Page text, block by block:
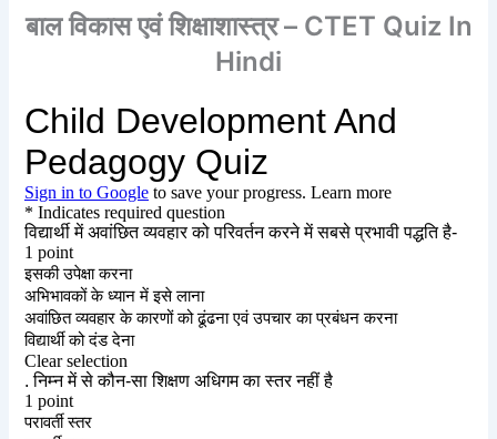
बाल विकास एवं शिक्षाशास्त्र – CTET Quiz In
Hindi